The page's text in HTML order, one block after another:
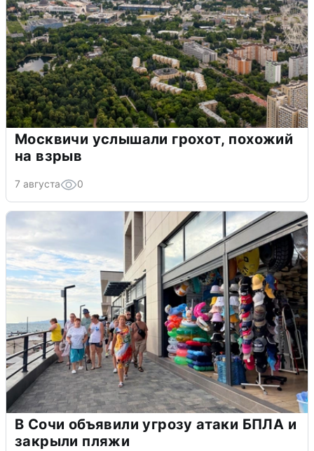
Москвичи услышали грохот, похожий
на взрыв
7 августа 0
В Сочи объявили угрозу атаки БПЛА и
закрыли пляжи